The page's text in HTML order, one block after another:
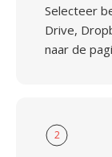
Selecteer
Drive,
naar de
2